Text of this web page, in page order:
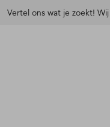
Vertel ons wat je zoekt!